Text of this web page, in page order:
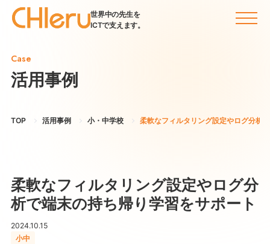
世界中の先生を
ICTで支えます。
Case
活用事例
TOP 活用事例 小・中学校 柔軟なフィルタリング設定やログ分析
柔軟なフィルタリング設定やログ分
析で端末の持ち帰り学習をサポート
2024.10.15
小中